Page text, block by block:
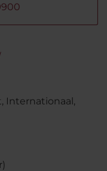
Internationaal,